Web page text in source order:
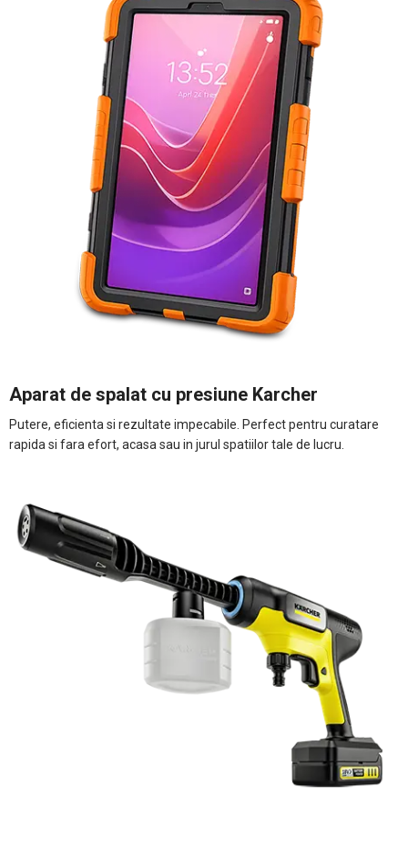
Aparat de spalat cu presiune Karcher
Putere, eficienta si rezultate impecabile. Perfect pentru curatare
rapida si fara efort, acasa sau in jurul spatiilor tale de lucru.